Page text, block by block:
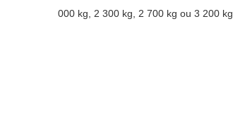
000 kg, 2 300 kg, 2 700 kg ou 3 200 kg.